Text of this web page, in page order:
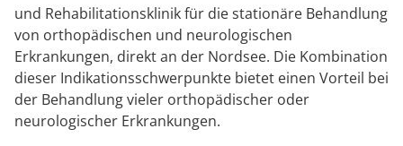
und Rehabilitationsklinik für die stationäre Behandlung
von orthopädischen und neurologischen
Erkrankungen, direkt an der Nordsee. Die Kombination
dieser Indikationsschwerpunkte bietet einen Vorteil bei
der Behandlung vieler orthopädischer oder
neurologischer Erkrankungen.